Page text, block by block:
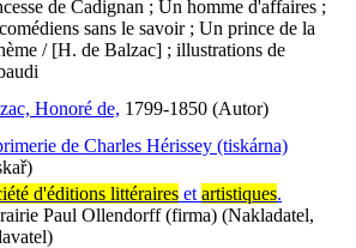
de Cadignan ; Un homme d'affaires ;
sans le savoir ; Un prince de la
/ [H. de Balzac] ; illustrations de
Honoré de, 1799-1850 (Autor)
de Charles Hérissey (tiskárna)
d'éditions littéraires et artistiques.
Paul Ollendorff (firma) (Nakladatel,